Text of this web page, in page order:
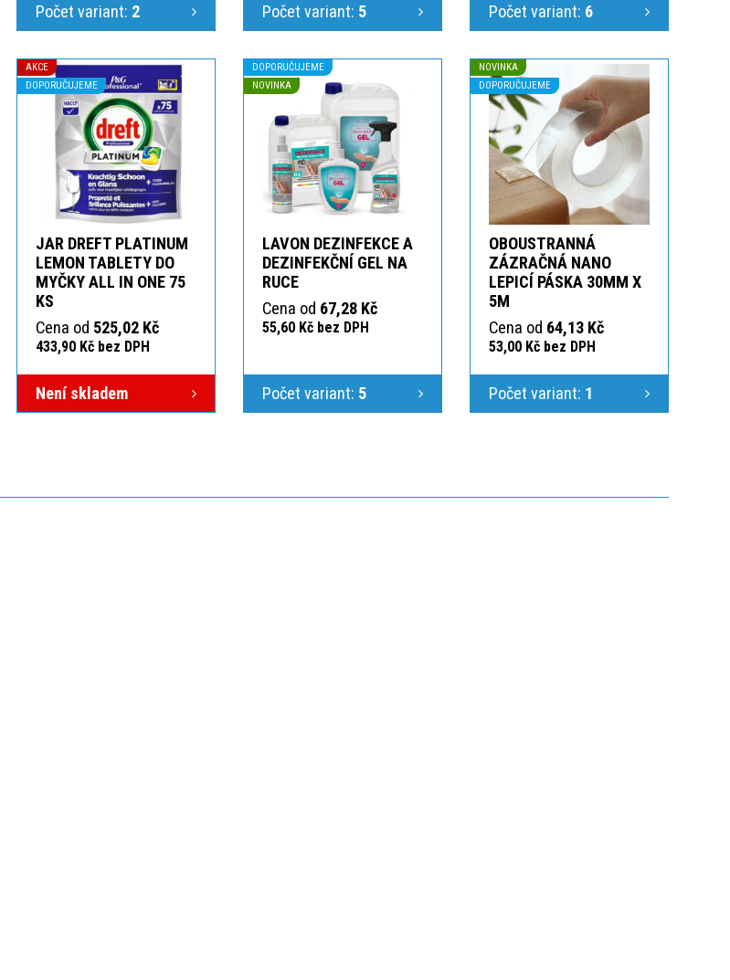
Počet variant: 2 Počet variant: 5 Počet variant: 6
AKCE
DOPORUČUJEME
JAR DREFT PLATINUM
LEMON TABLETY DO
MYČKY ALL IN ONE 75
KS
Cena od 525,02 Kč
433,90 Kč bez DPH
Není skladem
DOPORUČUJEME
NOVINKA
LAVON DEZINFEKCE A
DEZINFEKČNÍ GEL NA
RUCE
Cena od 67,28 Kč
55,60 Kč bez DPH
Počet variant: 5
NOVINKA
DOPORUČUJEME
OBOUSTRANNÁ
ZÁZRAČNÁ NANO
LEPICÍ PÁSKA 30MM X
5M
Cena od 64,13 Kč
53,00 Kč bez DPH
Počet variant: 1